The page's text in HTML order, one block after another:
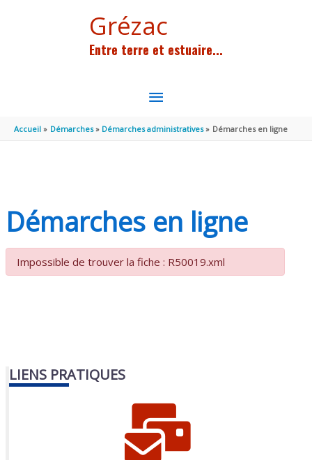
Grézac
Entre terre et estuaire...
MENU
PRINCIPAL
Accueil Démarches Démarches administratives Démarches en ligne
Démarches en ligne
Impossible de trouver la fiche : R50019.xml
LIENS PRATIQUES